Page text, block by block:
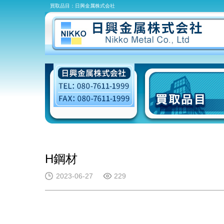
買取品目：日興金属株式会社
H鋼材
2023-06-27 229